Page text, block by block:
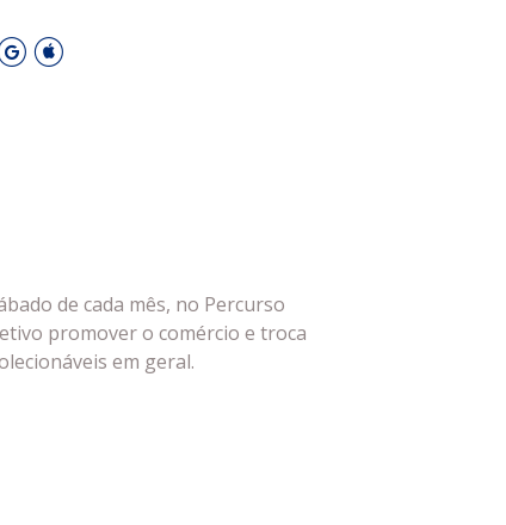
de cada mês, no Percurso
promover o comércio e troca
em geral.